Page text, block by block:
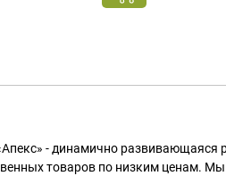
- динамично
товаров по низким ценам.